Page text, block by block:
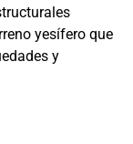
yesífero que
y